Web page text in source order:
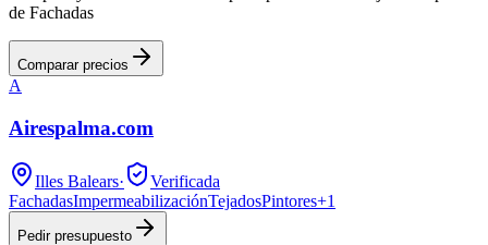
de Fachadas
Comparar precios
A
Airespalma.com
Illes Balears·
Verificada
FachadasImpermeabilizaciónTejadosPintores+1
Pedir presupuesto